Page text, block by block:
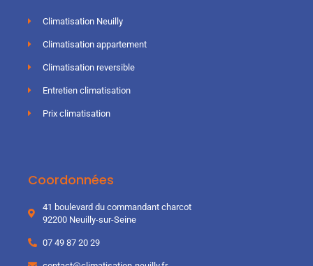
Climatisation Neuilly
Climatisation appartement
Climatisation reversible
Entretien climatisation
Prix climatisation
Coordonnées
41 boulevard du commandant charcot
92200 Neuilly-sur-Seine
07 49 87 20 29